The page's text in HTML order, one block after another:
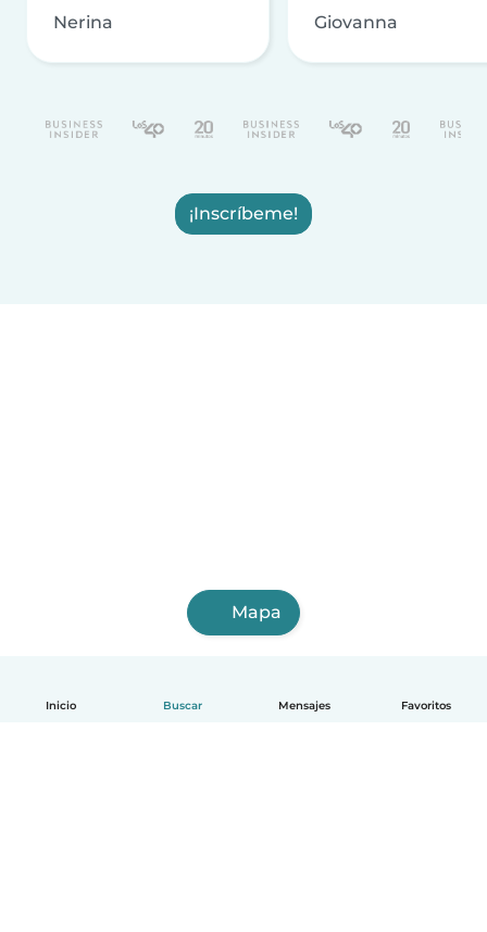
Inicio Buscar Mensajes Favoritos
Nerina Giovanna
¡Inscríbeme!
Mapa